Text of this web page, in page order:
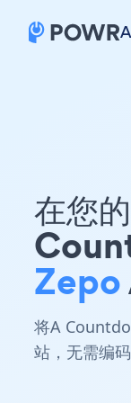
在您
Zepo
将A
站，无需编码